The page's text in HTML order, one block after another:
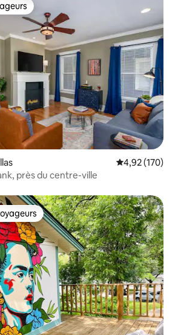
Évaluation
4,92 (170)
près du centre-ville
les plus appréciés